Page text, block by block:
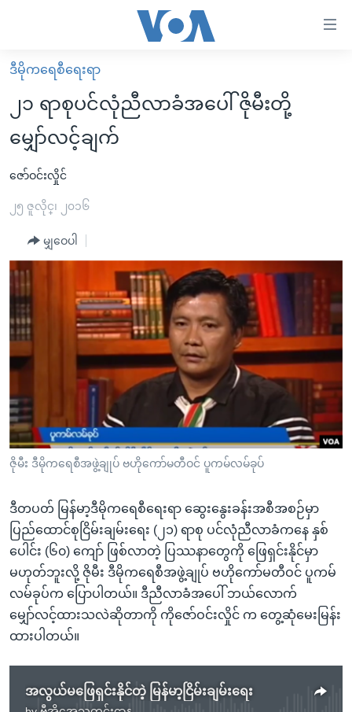
လွယ်ကူ
စေ
သည့်
Link
များ
ပင်မ
ကျော်
ကြည့်
ပင်မ
အ
စာမျက်နှာ
သို့
ကျော်
ကြည့်
ရှာဖွေ
ရန်
နေရာ
သို့
ကျော်
ရန်
မူလစာမျက်နှာ
မြန်မာ
ကမ္ဘာ့သတင်းများ
နိုင်ငံတကာ
အစ္စရေး-ပါလက်စတိုင်း
ဗွီဒီယို
သတင်းလွတ်လပ်ခွင့်
အင်္ဂလိပ်စာလေ့လာမယ်
အမေရိကန်သုံးအီဒီယံ
မကြေးမုံရဲ့ အင်္ဂလိပ်စာ
ရုပ်ရှင်ထဲက အင်္ဂလိပ်စာ
သုတပဒေသာ အင်္ဂလိပ်စာ
အပတ်စဉ်ကဏ္ဍများ
တီဗွီ
ရေဒီယိုနှင့်ရုပ်သံ အချက်အလက်များ
ရေဒီယို/တီဗွီအစီအစဉ်
Learning English
ဗွီအိုအေ လူမှုကွန်ယက်များ
ဘာသာစကားများ
ဒီမိုကရေစီရေးရာ
၂၁ ရာစုပင်လုံညီလာခံအပေါ် ဇိုမီးတို့
မျှော်လင့်ချက်
ဇော်ဝင်းလှိုင်
၂၅ ဇူလိုင္၊ ၂၀၁၆
မျှဝေပါ
ဇိုမီး ဒီမိုကရေစီအဖွဲ့ချုပ် ဗဟိုကော်မတီဝင် ပူကမ်လမ်ခုပ်
ဒီတပတ် မြန်မာ့ဒီမိုကရေစီရေးရာ ဆွေးနွေးခန်းအစီအစဉ်မှာ
ပြည်ထောင်စုငြိမ်းချမ်းရေး (၂၁) ရာစု ပင်လုံညီလာခံကနေ နှစ်
ပေါင်း (၆၀) ကျော် ဖြစ်လာတဲ့ ပြဿနာတွေကို ဖြေရှင်းနိုင်မှာ
မဟုတ်ဘူးလို့ ဇိုမီး ဒီမိုကရေစီအဖွဲ့ချုပ် ဗဟိုကော်မတီဝင် ပူကမ်
လမ်ခုပ်က ပြောပါတယ်။ ဒီညီလာခံအပေါ် ဘယ်လောက်
မျှော်လင့်ထားသလဲဆိုတာကို ကိုဇော်ဝင်းလှိုင် က တွေ့ဆုံမေးမြန်း
ထားပါတယ်။
အလွယ်မဖြေရှင်းနိုင်တဲ့ မြန်မာ့ငြိမ်းချမ်းရေး